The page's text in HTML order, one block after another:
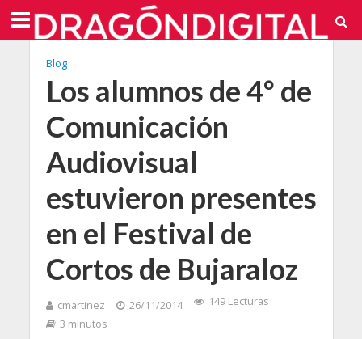
Blog
Los alumnos de 4º de
Comunicación
Audiovisual
estuvieron presentes
en el Festival de
Cortos de Bujaraloz
cmartinez 26/11/2014
149 Lecturas
3 minutos